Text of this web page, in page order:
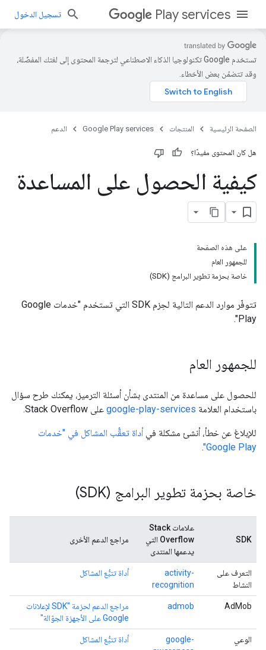
Play services تسجيل الدخول
تستخدم Google تكنولوجيا الذكاء الاصطناعي لترجمة المحتوى إلى لغتك المفضّلة،
وقد تتضمّن بعض الأخطاء.
الصفحة الرئيسية المنتجات Google Play services الدعم
هل كان المحتوى مفيدًا؟
كيفية الحصول على المساعدة
على هذه الصفحة
للجمهور العام
خاصة بحزمة تطوير البرامج (SDK)
تتوفّر موارد الدعم التالية لحِزم SDK التي تستخدم "خدمات Google
Play".
للجمهور العام
للحصول على مساعدة من المنتدى بشأن أسئلة الترميز، يمكنك طرح سؤال
باستخدام العلامة google-play-services على Stack Overflow.
للإبلاغ عن خطأ، أنشئ مشكلة فيأداة تعقُّب المشاكل في "خدمات
Google Play"
.
خاصة بحزمة تطوير البرامج (SDK)
SDK
علامات Stack
Overflow التي
يدعمها المنتدى
مراجع الدعم الأخرى
التعرف على
النشاط
activity-
recognition
أداة تتبُّع المشاكل
AdMob
admob
مراجع الدعم لحزمة "SDK لإعلانات
Google على الأجهزة الجوّالة"
الوعي
google-
أداة تتبُّع المشاكل